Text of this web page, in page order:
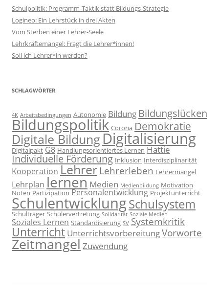
Schulpolitik: Programm-Taktik statt Bildungs-Strategie
Logineo: Ein Lehrstück in drei Akten
Vom Sterben einer Lehrer-Seele
Lehrkräftemangel: Fragt die Lehrer*innen!
Soll ich Lehrer*in werden?
SCHLAGWÖRTER
4K Arbeitsbedingungen Autonomie Bildung Bildungslücken
Bildungspolitik Corona Demokratie
Digitale BildungDigitalisierung
Digitalpakt G8 Handlungsorientiertes Lernen Hattie
Individuelle Förderung Inklusion Interdisziplinarität
Kooperation Lehrer Lehrerleben Lehrermangel
Lehrplan lernen Medien Medienbildung Motivation
Noten Partizipation Personalentwicklung Projektunterricht
SchulentwicklungSchulsystem
Schulträger Schülervertretung Solidarität Soziale Medien
Soziales Lernen Standardisierung SV Systemkritik
Unterricht UnterrichtsvorbereitungVorworte
Zeitmangel Zuwendung